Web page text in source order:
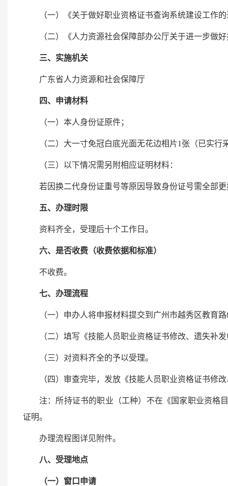
（一） 《关于做好职业资格证书查询系统建设工作
（二）《人力资源社会保障部办公厅关于进一步做
三、实施机关
广东省人力资源和社会保障厅
四、申请材料
（一）本人身份证原件；
（二）大一寸免冠白底光面无花边相片1张（已实
（三）以下情况需另附相应证明材料：
若因换二代身份证重号等原因导致身份证号需全部
五、办理时限
资料齐全，受理后十个工作日。
六、是否收费（收费依据和标准）
不收费。
七、办理流程
（一）申办人将申报材料提交到广州市越秀区教育
（二）填写《技能人员职业资格证书修改、遗失补
（三）对资料齐全的予以受理。
（四）审查完毕，发放《技能人员职业资格证书修
注：所持证书的职业（工种）不在《国家职业资格
证明。
办理流程图详见附件。
八、受理地点
（一）窗口申请